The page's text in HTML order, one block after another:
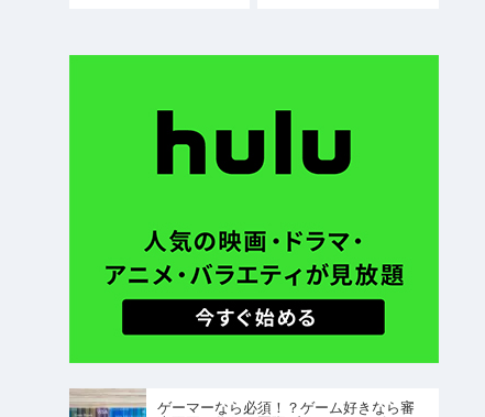
ゲーマーなら必須！？ゲーム好きなら審